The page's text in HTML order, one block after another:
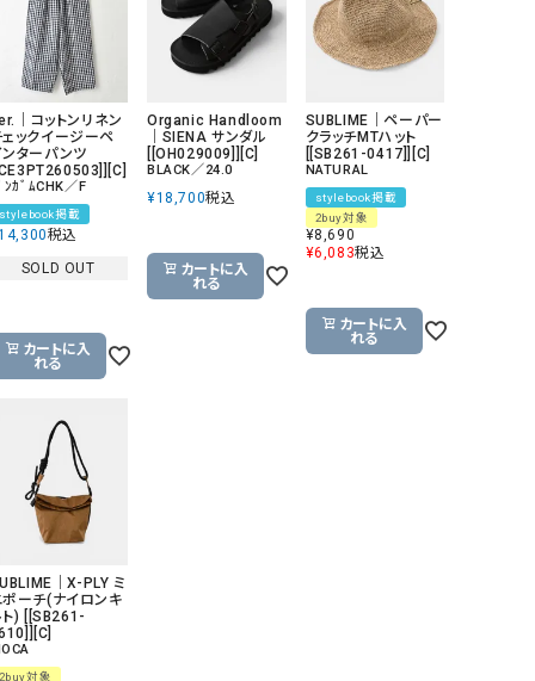
｜コットンリネン
ェックイージーペ
ンターパンツ
ﾝｶﾞﾑCHK／F
stylebook掲載
税込
SOLD OUT
カートに入
れる
Organic Handloom
｜SIENA サンダル
[[OH029009]][C]
BLACK／24.0
¥18,700税込
カートに入
れる
SUBLIME｜ペーパー
クラッチMTハット
[[SB261-0417]][C]
NATURAL
stylebook掲載
2buy対象
¥8,690
¥6,083税込
カートに入
れる
｜X-PLY ミ
ポーチ(ナイロンキ
ト) [[SB261-
2buy対象